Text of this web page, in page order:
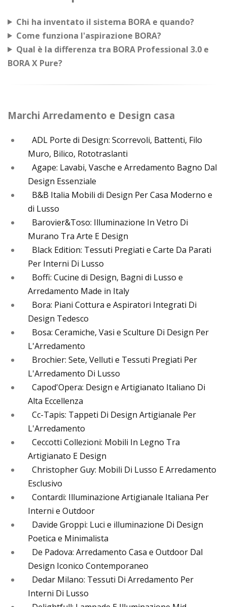
Chi ha inventato il sistema BORA e quando?
Come funziona l'aspirazione BORA?
Qual è la differenza tra BORA Professional 3.0 e
BORA X Pure?
Marchi Arredamento e Design casa
ADL Porte di Design: Scorrevoli, Battenti, Filo
Muro, Bilico, Rototraslanti
Agape: Lavabi, Vasche e Arredamento Bagno Dal
Design Essenziale
B&B Italia Mobili di Design Per Casa Moderno e
di Lusso
Barovier&Toso: Illuminazione In Vetro Di
Murano Tra Arte E Design
Black Edition: Tessuti Pregiati e Carte Da Parati
Per Interni Di Lusso
Boffi: Cucine di Design, Bagni di Lusso e
Arredamento Made in Italy
Bora: Piani Cottura e Aspiratori Integrati Di
Design Tedesco
Bosa: Ceramiche, Vasi e Sculture Di Design Per
L'Arredamento
Brochier: Sete, Velluti e Tessuti Pregiati Per
L'Arredamento Di Lusso
Capod'Opera: Design e Artigianato Italiano Di
Alta Eccellenza
Cc-Tapis: Tappeti Di Design Artigianale Per
L'Arredamento
Ceccotti Collezioni: Mobili In Legno Tra
Artigianato E Design
Christopher Guy: Mobili Di Lusso E Arredamento
Esclusivo
Contardi: Illuminazione Artigianale Italiana Per
Interni e Outdoor
Davide Groppi: Luci e illuminazione Di Design
Poetica e Minimalista
De Padova: Arredamento Casa e Outdoor Dal
Design Iconico Contemporaneo
Dedar Milano: Tessuti Di Arredamento Per
Interni Di Lusso